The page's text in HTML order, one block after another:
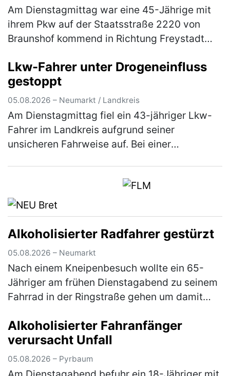
Am Dienstagmittag war eine 45-Jährige mit
ihrem Pkw auf der Staatsstraße 2220 von
Braunshof kommend in Richtung Freystadt
Staatsstraße 2238 die Vorfahrt eine… (mehr)
Lkw-Fahrer unter Drogeneinfluss
gestoppt
05.08.2026 – Neumarkt / Landkreis
Am Dienstagmittag fiel ein 43-jähriger Lkw-
Fahrer im Landkreis aufgrund seiner
unsicheren Fahrweise auf. Bei einer
Alkoholisierter Radfahrer gestürzt
05.08.2026 – Neumarkt
Nach einem Kneipenbesuch wollte ein 65-
Jähriger am frühen Dienstagabend zu seinem
Fahrrad in der Ringstraße gehen um damit
der Herr jedoch aufgrund seiner star…
Alkoholisierter Fahranfänger
verursacht Unfall
05.08.2026 – Pyrbaum